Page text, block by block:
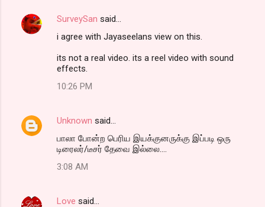
SurveySan said…
i agree with Jayaseelans view on this.
its not a real video. its a reel video with sound
effects.
10:26 PM
Unknown said…
பாலா போன்ற பெரிய இயக்குனருக்கு இப்படி ஒரு
டிரைலர்/டீசர் தேவை இல்லை....
3:08 AM
Love said…